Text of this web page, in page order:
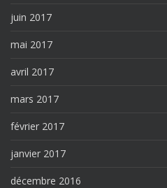
juin 2017
mai 2017
avril 2017
mars 2017
février 2017
janvier 2017
décembre 2016